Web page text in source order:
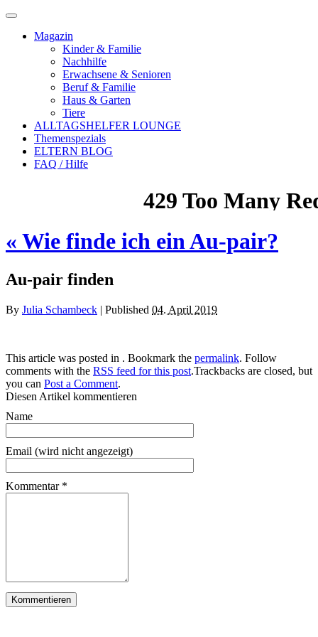
Magazin
Kinder & Familie
Nachhilfe
Erwachsene & Senioren
Beruf & Familie
Haus & Garten
Tiere
ALLTAGSHELFER LOUNGE
Themenspezials
ELTERN BLOG
FAQ / Hilfe
« Wie finde ich ein Au-pair?
Au-pair finden
By Julia Schambeck | Published 04. April 2019
This article was posted in . Bookmark the permalink. Follow
comments with the RSS feed for this post.Trackbacks are closed, but
you can Post a Comment.
Diesen Artikel kommentieren
Name
Email (wird nicht angezeigt)
Kommentar*